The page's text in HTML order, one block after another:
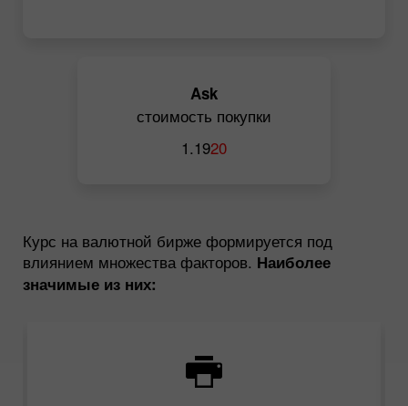
Ask
стоимость покупки
1.1920
Курс на валютной бирже формируется под
влиянием множества факторов. Наиболее
значимые из них: